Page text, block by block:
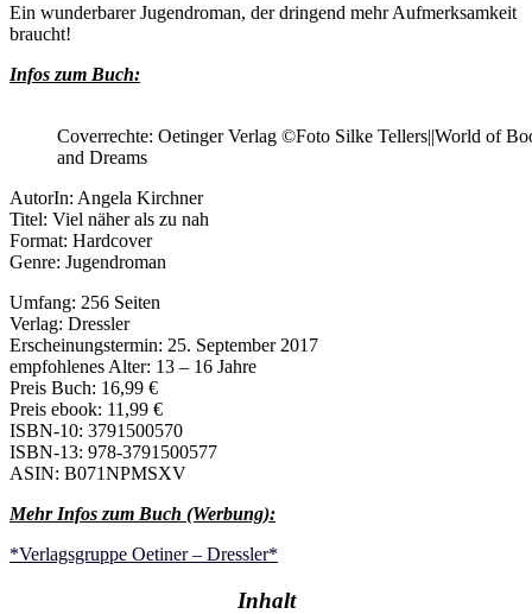
Ein wunderbarer Jugendroman, der dringend mehr Aufmerksamkeit
braucht!
Infos zum Buch:
Coverrechte: Oetinger Verlag ©Foto Silke Tellers||World of
and Dreams
AutorIn: Angela Kirchner
Titel: Viel näher als zu nah
Format: Hardcover
Genre: Jugendroman
Umfang: 256 Seiten
Verlag: Dressler
Erscheinungstermin: 25. September 2017
empfohlenes Alter: 13 – 16 Jahre
Preis Buch: 16,99 €
Preis ebook: 11,99 €
ISBN-10: 3791500570
ISBN-13: 978-3791500577
ASIN: B071NPMSXV
Mehr Infos zum Buch (Werbung):
*Verlagsgruppe Oetiner – Dressler*
Inhalt